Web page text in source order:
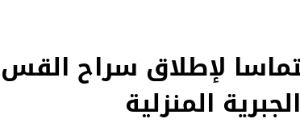
لإطلاق سراح القس
المنزلية